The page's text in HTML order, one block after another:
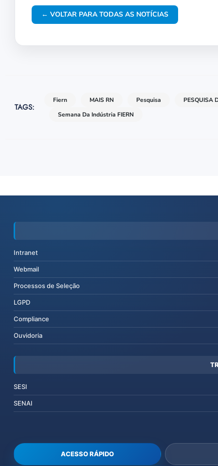
← VOLTAR PARA TODAS AS NOTÍCIAS
TAGS:
Fiern MAIS RN Pesquisa
PESQUISA
Semana Da Indústria FIERN
Intranet
Webmail
Processos de Seleção
LGPD
Compliance
Ouvidoria
SESI
SENAI
ACESSO RÁPIDO